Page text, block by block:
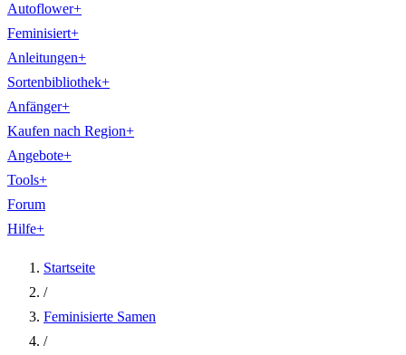
Autoflower+
Feminisiert+
Anleitungen+
Sortenbibliothek+
Anfänger+
Kaufen nach Region+
Angebote+
Tools+
Forum
Hilfe+
Startseite
/
Feminisierte Samen
/